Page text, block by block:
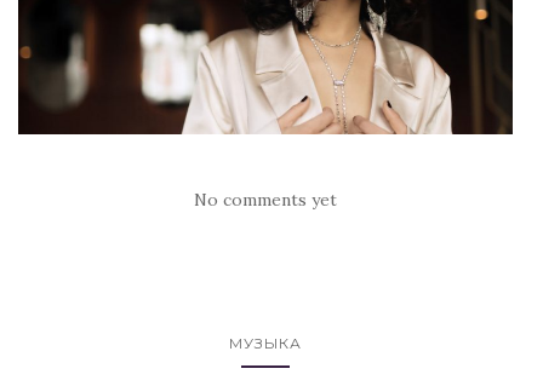
No comments yet
МУЗЫКА